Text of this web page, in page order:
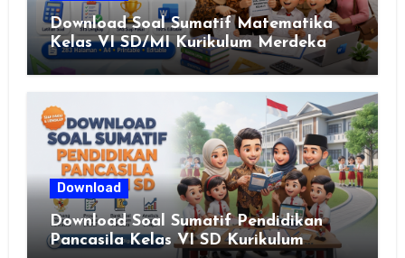
Download Soal Sumatif Matematika
Kelas VI SD/MI Kurikulum Merdeka
Download
Download Soal Sumatif Pendidikan
Pancasila Kelas VI SD Kurikulum